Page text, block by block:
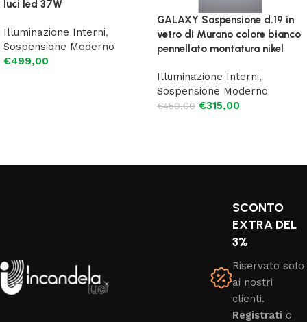
luci led 37W
Illuminazione Interni,
Sospensione Moderno
€499,00
GALAXY Sospensione d.19 in
vetro di Murano colore bianco
pennellato montatura nikel
Illuminazione Interni,
Sospensione Moderno
€450,00 €315,00
SCONTO
EXTRA DEL
3%
Riservato solo
ai nostri
clienti.
Registrati o